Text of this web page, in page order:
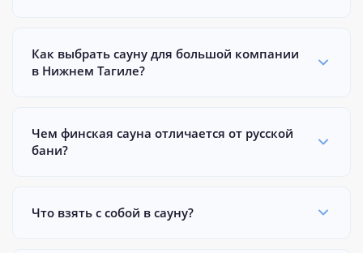
Как выбрать сауну для большой компании
в Нижнем Тагиле?
Чем финская сауна отличается от русской
бани?
Что взять с собой в сауну?